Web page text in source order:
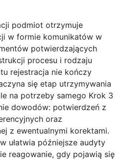
podmiot otrzymuje
w formie komunikatów w
potwierdzających
procesu i rodzaju
rejestracja nie kończy
się etap utrzymywania
na potrzeby samego Krok 3
dowodów: potwierdzeń z
oraz
z ewentualnymi korektami.
ułatwia późniejsze audyty
reagowanie, gdy pojawią się